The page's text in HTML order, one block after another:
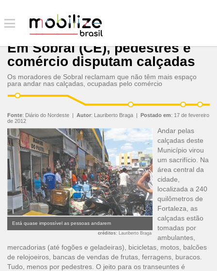
Em Sobral (CE), pedestres e
comércio disputam calçadas
Os moradores de Sobral reclamam que não têm mais espaço
para andar nas calçadas, ocupadas pelo comércio
Fonte: Diário do Nordeste | Autor: Lauriberto Braga | Postado em: 17 de fevereiro
de 2012
Está quase impossível as pessoas andarem
créditos: Lauriberto Braga
Andar pelas
calçadas deste
Município virou
um sacrifício. Na
área central da
cidade,
localizada a 240
quilômetros de
Fortaleza, as
calçadas estão
tomadas por
ambulantes,
mercadorias (até fogões e geladeiras), bicicletas, motos, balcões
de relojoeiros, bancas de vendas de frutas, ferragens, buracos.
Tudo, menos por pedestres. O jeito para os transeuntes é